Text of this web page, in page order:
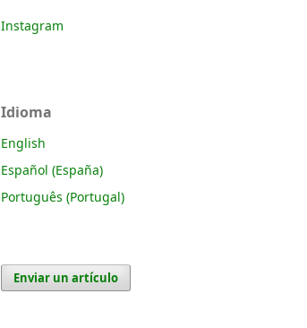
Instagram
Idioma
English
Español (España)
Português (Portugal)
Enviar un artículo